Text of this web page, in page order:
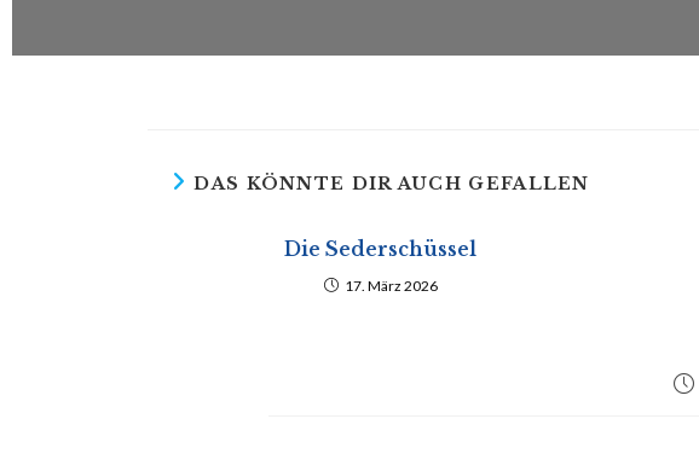
DAS KÖNNTE DIR AUCH GEFALLEN
Die Sederschüssel
17. März 2026